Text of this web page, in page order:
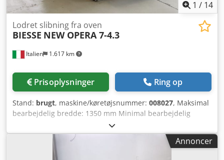
1 / 14
Italien 1.617 km
Lodret slibning fra oven
BIESSE NEW OPERA 7-4.3
Prisoplysninger Ring op
Stand: brugt, maskine/køretøjsnummer: 008027, Maksimal
bearbejdelig bredde: 1350 mm Minimal bearbejdelig
tykkelse: 3 mm Arbejdsbord: fast højde
Vakuumtransportbånd: ja Chedowvq E Aepfx Apboa Antal
arbejdsenheder: 4 stk.
Annoncer